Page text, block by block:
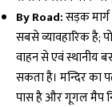
By Road:सड़क
सबसे व्यावहारिक है;
वाहन से एवं स्थानीय
सकता है। मन्दिर का
पास है और गूगल मैप